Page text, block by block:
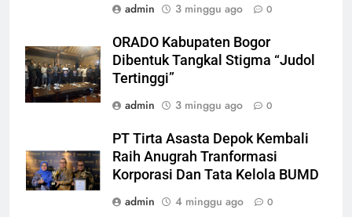
admin
3 minggu ago 0
ORADO Kabupaten Bogor
Dibentuk Tangkal Stigma “Judol
Tertinggi”
admin
3 minggu ago 0
PT Tirta Asasta Depok Kembali
Raih Anugrah Tranformasi
Korporasi Dan Tata Kelola BUMD
admin
4 minggu ago 0